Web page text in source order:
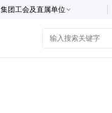
集团工会及直属单位